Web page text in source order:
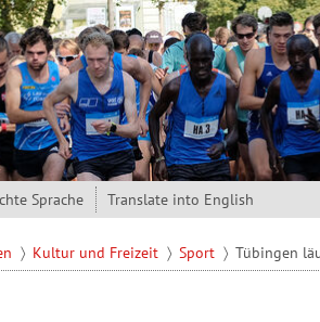
Sprache Translate into English
Kultur und Freizeit Sport Tübingen